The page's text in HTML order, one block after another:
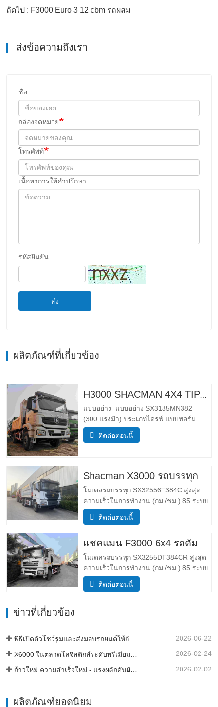
ถัดไป : F3000 Euro 3 12 cbm รถผสม
ส่งข้อความถึงเรา
ชื่อ
กล่องจดหมาย
โทรศัพท์
เนื้อหาการให้คําปรึกษา
รหัสยืนยัน
ส่ง
ผลิตภัณฑ์ที่เกี่ยวข้อง
แบบอย่าง แบบอย่าง SX3185MN382
(300 แรงม้า) ประเภทไดรฟ์ แบบฟอร์ม
ไดรฟ์ 4*4 น้ำหนัก พารามิเตอร์น้ำหนัก
สมบูรณ์ ขอบ มวล (กก.) ลดน้ำหนัก 5500
(มม.) ขนาด (ยาว x ความกว้าง x สูง…
ติดต่อตอนนี้
โมเดลรถบรรทุก SX32556T384C สูงสุด
ความเร็วในการทำงาน (กม./ชม.) 85 ระบบ
ขับเคลื่อน 6×4 ขนาด (ยาว*กว้าง*สูง)(มม.)
โดยรวม 8385*2490*3450 ร่างกายการถ่าย
(มม.) ล่าง8ข้าง6 ระบบยกไฮดรอลิค ยก
กลางหรือยกหน้า HYVA เข้าใกล้ /…
ติดต่อตอนนี้
แชคแมน F3000 6x4 รถดั้ม
โมเดลรถบรรทุก SX3255DT384CR สูงสุด
ความเร็วในการทำงาน (กม./ชม.) 85 ระบบ
ขับเคลื่อน 6×4 ขนาด (ยาว*กว้าง*สูง)(มม.)
โดยรวม 8385*2490*3450 ร่างกายการถ่าย
ติดต่อตอนนี้
ข่าวที่เกี่ยวข้อง
พิธีเปิดตัวโชว์รูมและส่งมอบรถยนต์ให้กับกองเรือในประเทศแทนซาเนีย 2026-06-22
2026-02-24
2026-02-02
ผลิตภัณฑ์ยอดนิยม